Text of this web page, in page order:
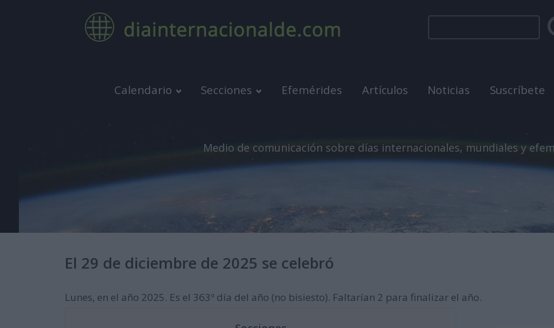
Calendario Secciones Efemérides Artículos Noticias Suscríbete
Medio de comunicación sobre días internacionales, mundiales y
El 29 de diciembre de 2025 se celebró
Lunes, en el año 2025. Es el 363º día del año (no bisiesto). Faltarían 2 para finalizar el año.